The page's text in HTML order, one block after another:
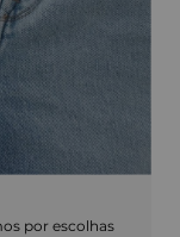
por escolhas